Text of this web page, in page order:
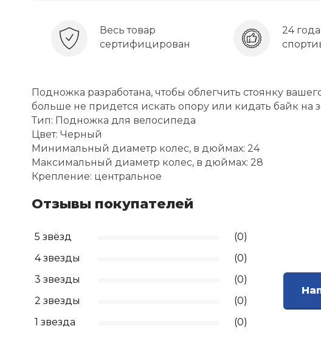
Весь товар
сертифицирован
24
Подножка разработана, чтобы облегчить стоянку
больше не придется искать опору или кидать байк на
Тип: Подножка для велосипеда
Цвет: Черный
Минимальный диаметр колес, в дюймах: 24
Максимальный диаметр колес, в дюймах: 28
Крепление: центральное
Отзывы покупателей
5 звёзд
(0)
4 звезды
(0)
3 звезды
(0)
2 звезды
(0)
1 звезда
(0)